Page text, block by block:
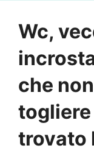
Wc,
che
trovato